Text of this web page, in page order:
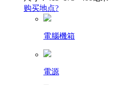
购买地点?
電腦機箱
電源